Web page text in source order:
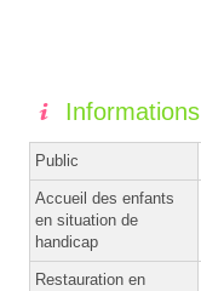
Informations
Public
Accueil des enfants
en situation de
handicap
Restauration en